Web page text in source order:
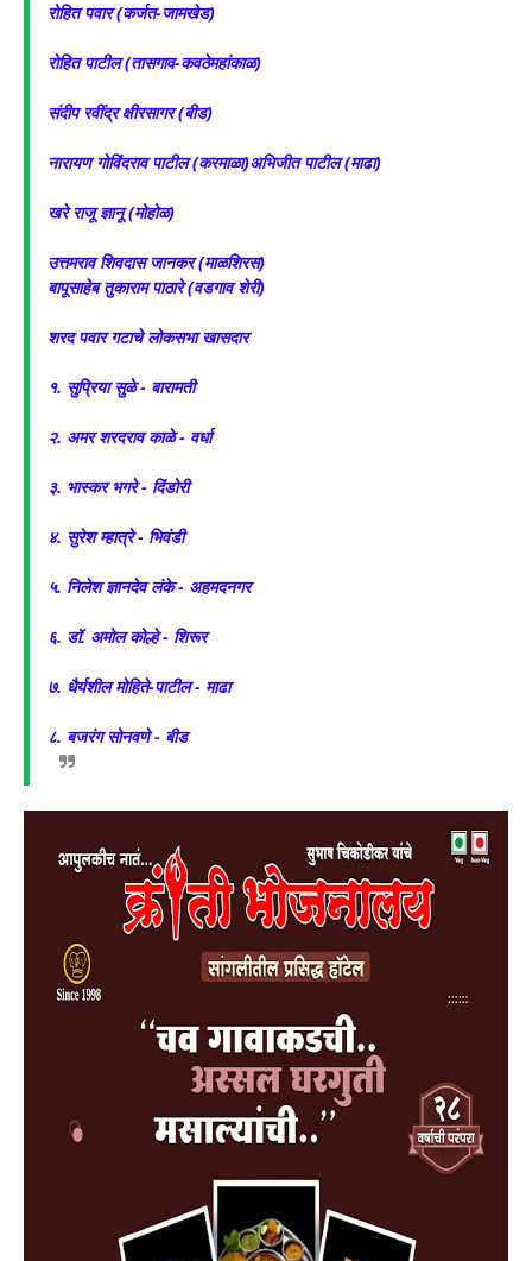
रोहित पवार (कर्जत-जामखेड)
रोहित पाटील (तासगाव-कवठेमहांकाळ)
संदीप रवींद्र क्षीरसागर (बीड)
नारायण गोविंदराव पाटील (करमाळा)अभिजीत पाटील (माढा)
खरे राजू ज्ञानू (मोहोळ)
उत्तमराव शिवदास जानकर (माळशिरस)
बापूसाहेब तुकाराम पाठारे (वडगाव शेरी)
शरद पवार गटाचे लोकसभा खासदार
१. सुप्रिया सुळे - बारामती
२. अमर शरदराव काळे - वर्धा
३. भास्कर भगरे - दिंडोरी
४. सुरेश म्हात्रे - भिवंडी
५. निलेश ज्ञानदेव लंके - अहमदनगर
६. डॉ. अमोल कोल्हे - शिरूर
७. धैर्यशील मोहिते-पाटील - माढा
८. बजरंग सोनवणे - बीड